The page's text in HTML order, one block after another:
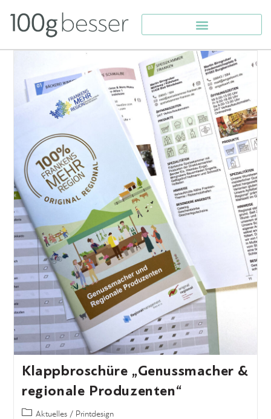
Klappbroschüre „Genussmacher &
regionale Produzenten“
Aktuelles / Printdesign